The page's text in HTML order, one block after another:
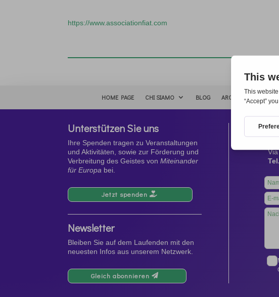
https://www.associationfiat.com
HOME PAGE CHI SIAMO BLOG ARCHIVIO
Unterstützen Sie uns
Ihre Spenden tragen zu Veranstaltungen
und Aktivitäten, sowie zur Förderung und
Verbreitung des Geistes vonMiteinander
für Europa bei.
Jetzt spenden
Newsletter
Bleiben Sie auf dem Laufenden mit den
neuesten Infos aus unserem Netzwerk.
Gleich abonnieren
Tel.
this
field
blank